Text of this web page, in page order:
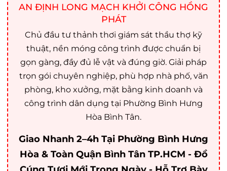
AN ĐỊNH LONG MẠCH KHỞI CÔNG HỒNG
PHÁT
Chủ đầu tư thảnh thơi giám sát thầu thợ kỹ
thuật, nền móng công trình được chuẩn bị
gọn gàng, đầy đủ lễ vật và đúng giờ. Giải pháp
trọn gói chuyên nghiệp, phù hợp nhà phố, văn
phòng, kho xưởng, mặt bằng kinh doanh và
công trình dân dụng tại Phường Bình Hưng
Hòa Bình Tân.
Giao Nhanh 2–4h Tại Phường Bình Hưng
Hòa & Toàn Quận Bình Tân TP.HCM - Đồ